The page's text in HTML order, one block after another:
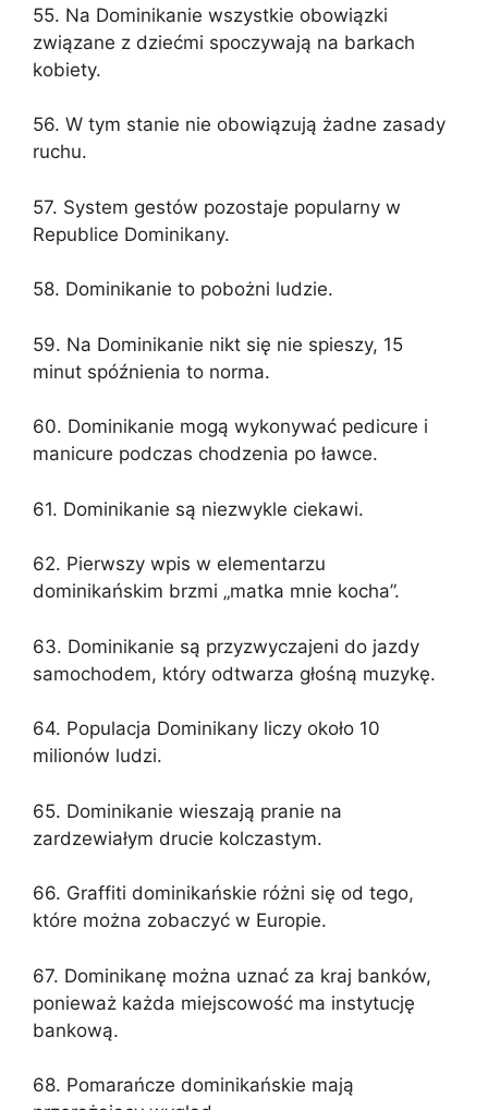
55. Na Dominikanie wszystkie obowiązki
związane z dziećmi spoczywają na barkach
kobiety.
56. W tym stanie nie obowiązują żadne zasady
ruchu.
57. System gestów pozostaje popularny w
Republice Dominikany.
58. Dominikanie to pobożni ludzie.
59. Na Dominikanie nikt się nie spieszy, 15
minut spóźnienia to norma.
60. Dominikanie mogą wykonywać pedicure i
manicure podczas chodzenia po ławce.
61. Dominikanie są niezwykle ciekawi.
62. Pierwszy wpis w elementarzu
dominikańskim brzmi „matka mnie kocha”.
63. Dominikanie są przyzwyczajeni do jazdy
samochodem, który odtwarza głośną muzykę.
64. Populacja Dominikany liczy około 10
milionów ludzi.
65. Dominikanie wieszają pranie na
zardzewiałym drucie kolczastym.
66. Graffiti dominikańskie różni się od tego,
które można zobaczyć w Europie.
67. Dominikanę można uznać za kraj banków,
ponieważ każda miejscowość ma instytucję
bankową.
68. Pomarańcze dominikańskie mają